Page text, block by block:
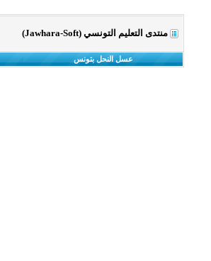
منتدى التعليم التونسي (Jawhara-Soft)
عسل النحل بتونس